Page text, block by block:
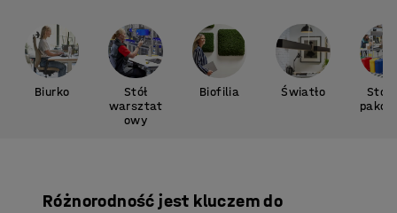
Biurko
Stół
warsztat
owy
Biofilia Światło
Stół
Różnorodność jest kluczem do